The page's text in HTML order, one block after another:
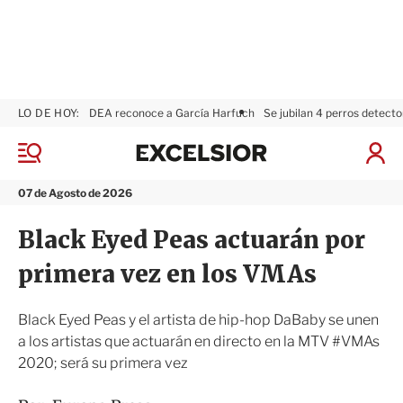
M
n
07 de Agosto de 2026
LO DE HOY: DEA reconoce a García Harfuch Se jubilan 4 perros
I
s
ó
x
i
o
r
Black Eyed Peas actuarán por
primera vez en los VMAs
Black Eyed Peas y el artista de hip-hop DaBaby se unen
a los artistas que actuarán en directo en la MTV #VMAs
2020; será su primera vez